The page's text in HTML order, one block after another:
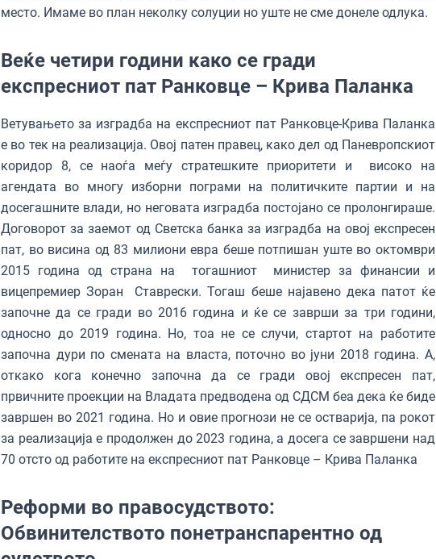
место. Имаме во план неколку солуции но уште не сме донеле одлука.
Веќе четири години како се гради
експресниот пат Ранковце – Крива Паланка
Ветувањето за изградба на експресниот пат Ранковце-Крива Паланка
е во тек на реализација. Овој патен правец, како дел од Паневропскиот
коридор 8, се наоѓа меѓу стратешките приоритети и високо нa
агендата во многу изборни пограми на политичките партии и на
досегашните влади, но неговата изградба постојано се пролонгираше.
Договорот за заемот од Светска банка за изградба на овој експресен
пат, во висина од 83 милиони евра беше потпишан уште во октомври
2015 година од страна на тогашниот министер за финансии и
вицепремиер Зоран Ставрески. Тогаш беше најавено дека патот ќе
започне да се гради во 2016 година и ќе се заврши за три години,
односно до 2019 година. Но, тоа не се случи, стартот на работите
започна дури по смената на власта, поточно во јуни 2018 година. А,
откако кога конечно започна да се гради овој експресен пат,
првичните проекции на Владата предводена од СДСМ беа дека ќе биде
завршен во 2021 година. Но и овие прогнози не се остварија, па рокот
за реализација е продолжен до 2023 година, а досега се завршени над
70 отсто од работите на експресниот пат Ранковце – Крива Паланка
Реформи во правосудството:
Обвинителството понетранспарентно од